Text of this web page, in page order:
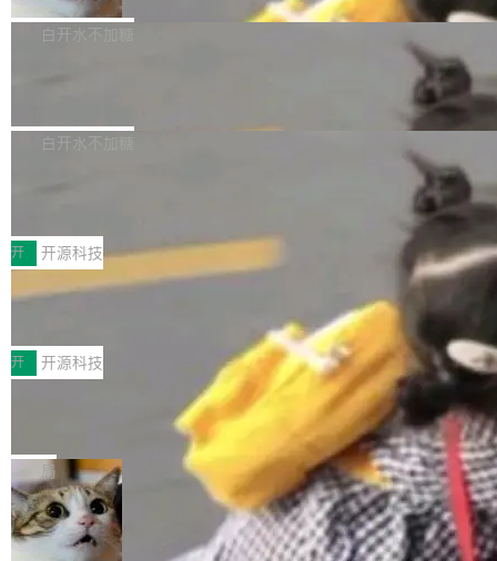
貌。数据显示，微软和 Meta 主要依托充沛的经
代码、验证结果的 AI 终端工具。 据介绍，Muse
个主 agent 循环，外加一组后台 agent。这些后
机器出题的前提，是让机器拥有全局视野。整个
构建流程可以分为四个环节：建图 → 控制难度
白开水不加糖
库，并将作为transport接入Mooncake TENT。
MPComm将作为一种传输引擎接入Mooncake T
ENT，实现零拷贝传输性能提升30%、非零拷贝
传输性能最高提升5倍。UCL-MPComm底层基
于自研UCL-Engine通信引擎，后续腾讯网平将
持续开源更多基于UCL-Engine的高性能通信组
件。 腾讯网平团队在UCL-MPComm中实现了一
个独立于业务线程的全局通信引擎（Engine），
白开水不加糖
型案例入选名单》，深信服“面向企业研发场景的
开源 AI 编程平台 CoStrict 应用”凭借卓越的技术
创新与落地成效成功入选。 全链路私有化部署，
助力企业AI研发安全落地 当前，越来越多企业已
经开始引入 AI Coding 工具，通过调用公有云模
型或企业内部部署模型提升研发效率。但随着 AI
Coding 从个人辅助工具逐步走向团队级、组织
级应用，企业在规模化落地过程中，对安全性、
可控性和代码质量提出了更高要求。 首先是数据
安全与合规要求。对于大多数普通研发场景，公
有云模型能够满足快速试用和效率提升的需求。
但对于金融、能源、医疗等对数据安全要求较...
开 开源科技
深信服AI算力网关入选工信部人工智能
前不久，工业和信息化部正式发布《2025年人工
智能应用典型案例名单》，集中展示人工智能在
各领域的应用成果，覆盖技术底座、行业赋能、
产品应用、支撑保障、专题等五大方向。深信服
AI算力网关（AI创新平台）成功入选！ 随着各行
各业的Agent走向规模化建设，算力构成形态逐
渐丰富，用户关注的重点也在发生变化：不只是
让AI用起来，还要进一步看清混合算力时代下，
Token花在哪里、算力是否被充分利用，以及持
开 开源科技
Jeff Dean 离开 Google：一个时代的结
束，一个实验室的开始
Google 员工编号 20。MapReduce 作者之一。
Bigtable 作者之一。TensorFlow 的作者之一。
Gemini 的架构师。Google 首席科学家。 Jeff D
ean 在 Google 工作了 27 年后，宣布离职。 他
不是一个人走。一同离开的还有 Sanjay Ghema
局
🔥 SolonCode v2026.8.4 发布：界面
字体可调、22 种语言、记忆搜索增强
打开终端就能上岗的全中文编码智能体，这一轮